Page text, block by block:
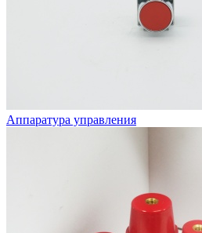
Аппаратура управления